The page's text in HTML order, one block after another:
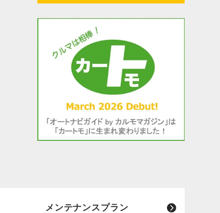
メンテナンスプラン